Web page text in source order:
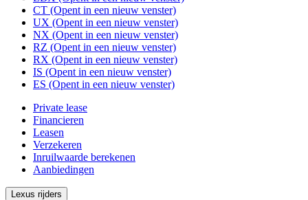
CT (Opent in een nieuw venster)
UX (Opent in een nieuw venster)
NX (Opent in een nieuw venster)
RZ (Opent in een nieuw venster)
RX (Opent in een nieuw venster)
IS (Opent in een nieuw venster)
ES (Opent in een nieuw venster)
Private lease
Financieren
Leasen
Verzekeren
Inruilwaarde berekenen
Aanbiedingen
Lexus rijders